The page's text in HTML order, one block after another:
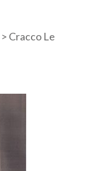
> Cracco Le